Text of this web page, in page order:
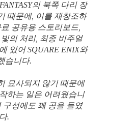
의 북쪽 다리 장
때문에, 이를 재창조하
공유용 스토리보드,
의 처리, 최종 비주얼
있어 SQUARE ENIX와
습니다.
묘사되지 않기 때문에
하는 일은 어려웠습니
구성에도 꽤 공을 들였
.